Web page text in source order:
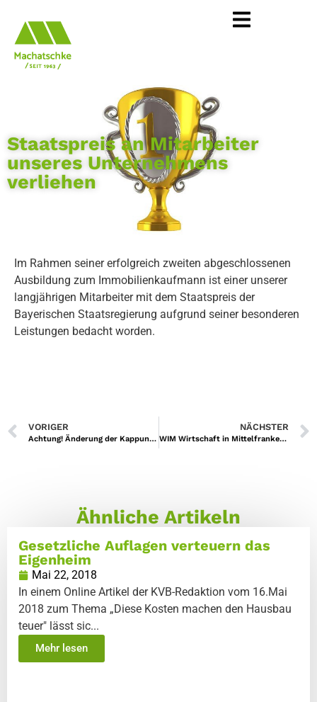
Staatspreis an Mitarbeiter
unseres Unternehmens
verliehen
Im Rahmen seiner erfolgreich zweiten abgeschlossenen
Ausbildung zum Immobilienkaufmann ist einer unserer
langjährigen Mitarbeiter mit dem Staatspreis der
Bayerischen Staatsregierung aufgrund seiner besonderen
Leistungen bedacht worden.
VORIGER
Achtung! Änderung der Kappungsgrenze bei Mieterhöhungen jetzt auch in Nürnberg
NÄCHSTER
WIM Wirtschaft in Mittelfranken – Das Magazin der Industrie- und Handelskammer
Ähnliche Artikeln
Gesetzliche Auflagen verteuern das
Eigenheim
Mai 22, 2018
In einem Online Artikel der KVB-Redaktion vom 16.Mai
2018 zum Thema „Diese Kosten machen den Hausbau
teuer" lässt sic...
Mehr lesen